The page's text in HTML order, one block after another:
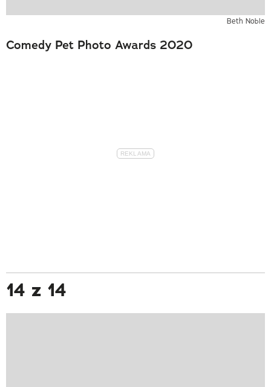
Beth Noble
Comedy Pet Photo Awards 2020
14 z 14